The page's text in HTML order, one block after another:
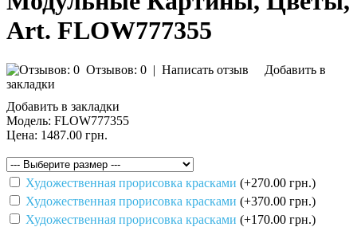
Art. FLOW777355
Отзывов: 0 | Написать отзыв
Добавить в
закладки
Добавить в закладки
Модель: FLOW777355
Цена: 1487.00 грн.
Художественная прорисовка красками (+270.00 грн.)
Художественная прорисовка красками (+370.00 грн.)
Художественная прорисовка красками (+170.00 грн.)